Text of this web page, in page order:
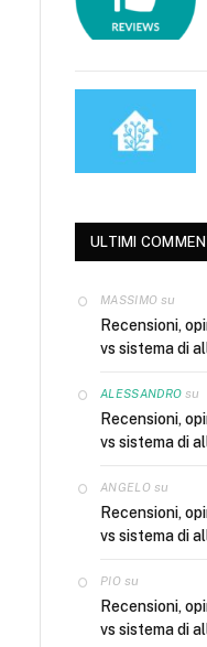
ULTIMI
MASSIMO su
Recensioni,
vs sistema di
ALESSANDRO su
Recensioni,
vs sistema di
ANGELO su
Recensioni,
vs sistema di
PIO su
Recensioni,
vs sistema di